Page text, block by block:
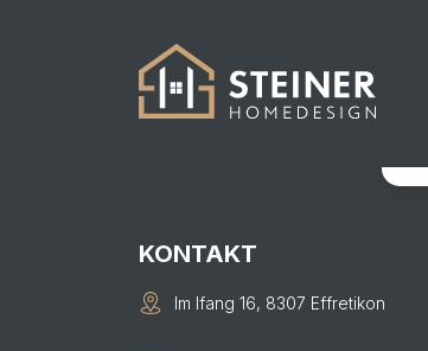
KONTAKT
Im Ifang 16, 8307 Effretikon